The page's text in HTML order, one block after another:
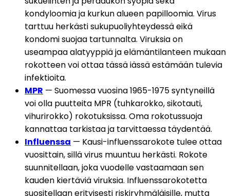
kondyloomia ja kurkun alueen papilloomia. Virus
tarttuu herkästi sukupuoliyhteydessä eikä
kondomi suojaa tartunnalta. Viruksia on
useampaa alatyyppiä ja elämäntilanteen mukaan
rokotteen voi ottaa tässä iässä estämään tulevia
infektioita.
MPR — Suomessa vuosina 1965-1975 syntyneillä
voi olla puutteita MPR (tuhkarokko, sikotauti,
vihurirokko) rokotuksissa. Oma rokotussuoja
kannattaa tarkistaa ja tarvittaessa täydentää.
Influenssa — Kausi-influenssarokote tulee ottaa
vuosittain, sillä virus muuntuu herkästi. Rokote
suunnitellaan, joka vuodelle vastaamaan sen
kauden kiertäviä viruksia. Influenssarokotetta
suositellaan erityisesti riskiryhmäläisille, mutta